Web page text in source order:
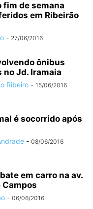
de semana
em Ribeirão
- 27/06/2016
ônibus
Jd. Iramaia
Ribeiro - 15/06/2016
é socorrido após
- 08/06/2016
em carro na av.
- 06/06/2016